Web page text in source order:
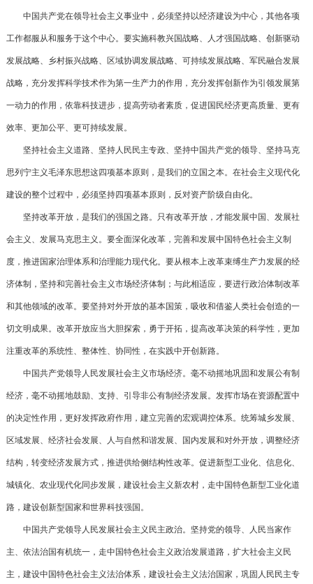
中国共产党在领导社会主义事业中，必须坚持以经济建设为中心，其他各项
工作都服从和服务于这个中心。要实施科教兴国战略、人才强国战略、创新驱动
发展战略、乡村振兴战略、区域协调发展战略、可持续发展战略、军民融合发展
战略，充分发挥科学技术作为第一生产力的作用，充分发挥创新作为引领发展第
一动力的作用，依靠科技进步，提高劳动者素质，促进国民经济更高质量、更有
效率、更加公平、更可持续发展。
坚持社会主义道路、坚持人民民主专政、坚持中国共产党的领导、坚持马克
思列宁主义毛泽东思想这四项基本原则，是我们的立国之本。在社会主义现代化
建设的整个过程中，必须坚持四项基本原则，反对资产阶级自由化。
坚持改革开放，是我们的强国之路。只有改革开放，才能发展中国、发展社
会主义、发展马克思主义。要全面深化改革，完善和发展中国特色社会主义制
度，推进国家治理体系和治理能力现代化。要从根本上改革束缚生产力发展的经
济体制，坚持和完善社会主义市场经济体制；与此相适应，要进行政治体制改革
和其他领域的改革。要坚持对外开放的基本国策，吸收和借鉴人类社会创造的一
切文明成果。改革开放应当大胆探索，勇于开拓，提高改革决策的科学性，更加
注重改革的系统性、整体性、协同性，在实践中开创新路。
中国共产党领导人民发展社会主义市场经济。毫不动摇地巩固和发展公有制
经济，毫不动摇地鼓励、支持、引导非公有制经济发展。发挥市场在资源配置中
的决定性作用，更好发挥政府作用，建立完善的宏观调控体系。统筹城乡发展、
区域发展、经济社会发展、人与自然和谐发展、国内发展和对外开放，调整经济
结构，转变经济发展方式，推进供给侧结构性改革。促进新型工业化、信息化、
城镇化、农业现代化同步发展，建设社会主义新农村，走中国特色新型工业化道
路，建设创新型国家和世界科技强国。
中国共产党领导人民发展社会主义民主政治。坚持党的领导、人民当家作
主、依法治国有机统一，走中国特色社会主义政治发展道路，扩大社会主义民
主，建设中国特色社会主义法治体系，建设社会主义法治国家，巩固人民民主专